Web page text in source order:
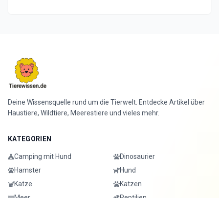
Deine Wissensquelle rund um die Tierwelt. Entdecke Artikel über
Haustiere, Wildtiere, Meerestiere und vieles mehr.
KATEGORIEN
Camping mit Hund
Dinosaurier
Hamster
Hund
Katze
Katzen